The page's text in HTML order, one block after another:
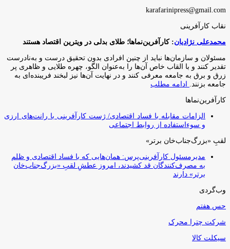
karafarinipress@gmail.com
نقاب کارآفرینی
محمدعلی نژادیان: کارآفرین‌نماها؛ طلای بدلی در ویترین اقتصاد هستند
مسئولان و سازمان‌ها نباید از چنین افرادی بدون تحقیق درست و به‌نادرست
تقدیر کنند و با القاب خاص آ‌ن‌ها را به‌عنوان الگو، چهره طلایی و ظاهری پر
زرق و برق به جامعه معرفی کنند و در نهایت آن‌ها نیز لبخند فریبنده‌ای به
جامعه بزنند.
ادامه مطلب
کارآفرین‌نماها
الزامات مقابله با فساد اقتصادی/ ژست کارآفرینی با رانت‌های ارزی
و سوءاستفاده از روابط اجتماعی
لقبِ «بزرگ‌جناب‌خان برتر»
مدیرمسئول کارآفرینی‌پرس: همان‌هایی که با فساد اقتصادی و ظلم
به مصرف‌کنندگان قد کشیدند، امروز عطشِ لقبِ «بزرگ‌جناب‌خان
برتر» دارند
وب‌گردی
حس هفتم
شرکت چترا محرک
سیکلت کالا